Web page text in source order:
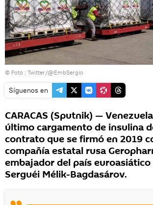
© Foto : Twitter/@EmbSergio
Síguenos en
CARACAS (Sputnik) —
último cargamento de insulina
contrato que se firmó en 2019
compañía estatal rusa
embajador del país euroasiático
Serguéi Mélik-Bagdasárov.